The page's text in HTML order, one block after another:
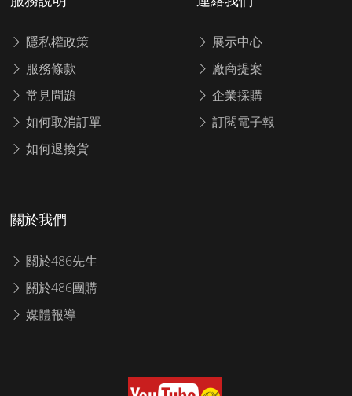
隱私權政策
服務條款
常見問題
如何取消訂單
如何退換貨
展示中心
廠商提案
企業採購
訂閱電子報
關於我們
關於486先生
關於486團購
媒體報導